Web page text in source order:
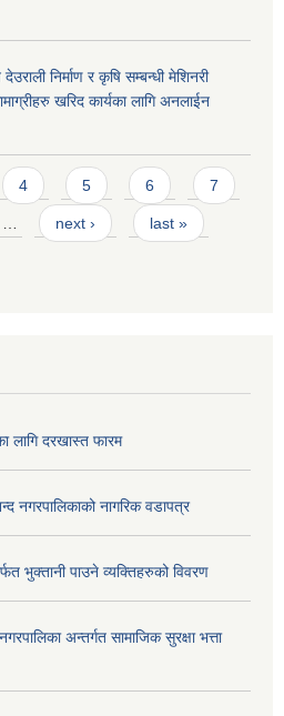
निर्माण र कृषि सम्बन्धी मेशिनरी
खरिद कार्यका लागि अनलाईन
4 5 6 7
… next › last »
लागि दरखास्त फारम
नगरपालिकाको नागरिक वडापत्र
भुक्तानी पाउने व्यक्तिहरुको विवरण
अन्तर्गत सामाजिक सुरक्षा भत्ता